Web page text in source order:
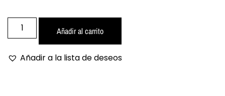
Añadir al carrito
Añadir a la lista de deseos